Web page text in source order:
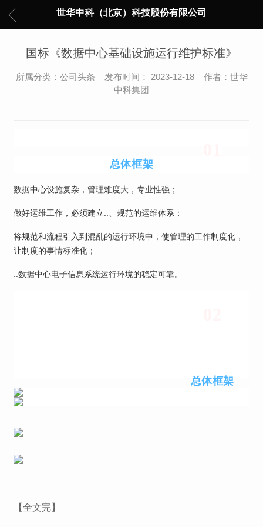
世华中科（北京）科技股份有限公司
国标《数据中心基础设施运行维护标准》
所属分类：公司头条 发布时间： 2023-12-18 作者：世华
中科集团
总体框架
数据中心设施复杂，管理难度大，专业性强；
做好运维工作，必须建立..、规范的运维体系；
将规范和流程引入到混乱的运行环境中，使管理的工作制度化，
让制度的事情标准化；
..数据中心电子信息系统运行环境的稳定可靠。
总体框架
【全文完】